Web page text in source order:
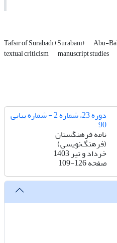
Tafsīr of Sūrābādī (Sūrābānī) Abu-
textual criticism manuscript studies
دوره 23، شماره 2 - شماره پیاپی
90
نامه فرهنگستان
(فرهنگ‌نویسی)
خرداد و تیر 1403
صفحه109-126